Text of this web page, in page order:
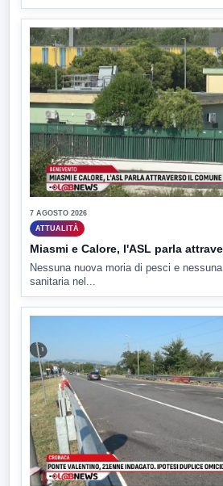
7 AGOSTO 2026
ATTUALITÀ
Miasmi e Calore, l'ASL parla
Nessuna nuova moria di pesci e
sanitaria nel...